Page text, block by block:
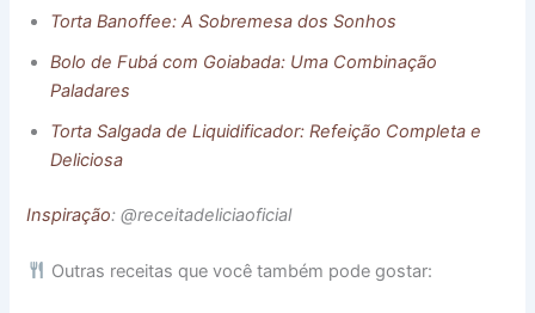
Torta Banoffee: A Sobremesa dos Sonhos
Bolo de Fubá com Goiabada: Uma Combinação
Paladares
Torta Salgada de Liquidificador: Refeição Completa e
Deliciosa
Inspiração: @receitadeliciaoficial
Outras receitas que você também pode gostar: